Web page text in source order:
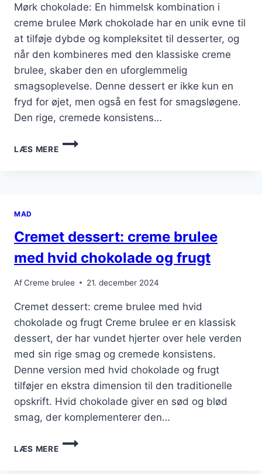
Mørk chokolade: En himmelsk kombination i
creme brulee Mørk chokolade har en unik evne til
at tilføje dybde og kompleksitet til desserter, og
når den kombineres med den klassiske creme
brulee, skaber den en uforglemmelig
smagsoplevelse. Denne dessert er ikke kun en
fryd for øjet, men også en fest for smagsløgene.
Den rige, cremede konsistens…
LÆS MERE
MØRK
CHOKOLADE
MAD
Cremet dessert: creme brulee
med hvid chokolade og frugt
AfCreme brulee 21. december 2024
Cremet dessert: creme brulee med hvid
chokolade og frugt Creme brulee er en klassisk
dessert, der har vundet hjerter over hele verden
med sin rige smag og cremede konsistens.
Denne version med hvid chokolade og frugt
tilføjer en ekstra dimension til den traditionelle
opskrift. Hvid chokolade giver en sød og blød
smag, der komplementerer den…
LÆS MERE
CREMET
DESSERT: